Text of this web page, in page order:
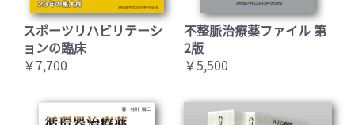
スポーツリハビリテーシ
ョンの臨床
￥7,700
不整脈治療薬ファイル 第
2版
￥5,500